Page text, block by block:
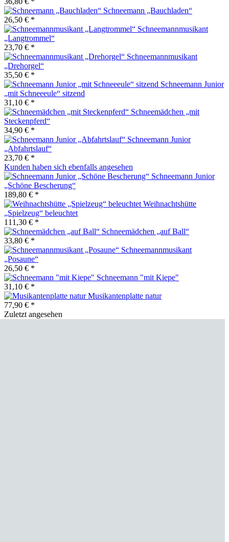
Schneemann „Bauchladen“
26,50 € *
Schneemannmusikant
„Langtrommel“
23,70 € *
Schneemannmusikant
„Drehorgel“
35,50 € *
Schneemann Junior
„mit Schneeeule“ sitzend
31,10 € *
Schneemädchen „mit
Steckenpferd“
34,90 € *
Schneemann Junior
„Abfahrtslauf“
23,70 € *
Kunden haben sich ebenfalls angesehen
Schneemann Junior
„Schöne Bescherung“
189,80 € *
Weihnachtshütte
„Spielzeug“ beleuchtet
111,30 € *
Schneemädchen „auf Ball“
33,80 € *
Schneemannmusikant
„Posaune“
26,50 € *
Schneemann "mit Kiepe"
31,10 € *
Musikantenplatte natur
77,90 € *
Zuletzt angesehen